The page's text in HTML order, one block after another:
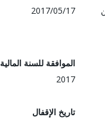
2017/05/17
الموافقة للسنة المالية
2017
تاريخ الإقفال